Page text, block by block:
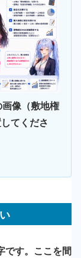
像（敷地権
てくださ
です。ここを間